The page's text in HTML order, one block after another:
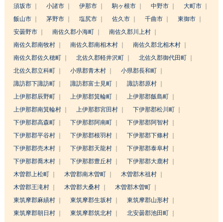
須坂市
小諸市 伊那市 駒ヶ根市 中野市
大町市
飯山市
茅野市 塩尻市 佐久市 千曲市
東御市
安曇野市
南佐久郡小海町
南佐久郡川上村
南佐久郡南牧村
南佐久郡南相木村
南佐久郡北相木村
南佐久郡佐久穂町
北佐久郡軽井沢町
北佐久郡御代田町
北佐久郡立科町
小県郡青木村
小県郡長和町
諏訪郡下諏訪町
諏訪郡富士見町
諏訪郡原村
上伊那郡辰野町
上伊那郡箕輪町
上伊那郡飯島町
上伊那郡南箕輪村
上伊那郡宮田村
下伊那郡松川町
下伊那郡高森町
下伊那郡阿南町
下伊那郡阿智村
下伊那郡平谷村
下伊那郡根羽村
下伊那郡下條村
下伊那郡売木村
下伊那郡天龍村
下伊那郡泰阜村
下伊那郡喬木村
下伊那郡豊丘村
下伊那郡大鹿村
木曽郡上松町
木曽郡南木曽町
木曽郡木祖村
木曽郡王滝村
木曽郡大桑村
木曽郡木曽町
東筑摩郡麻績村
東筑摩郡生坂村
東筑摩郡山形村
東筑摩郡朝日村
東筑摩郡筑北村
北安曇郡池田町